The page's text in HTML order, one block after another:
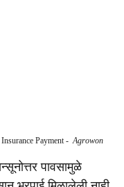
Payment-Agrowon
पावसामुळे